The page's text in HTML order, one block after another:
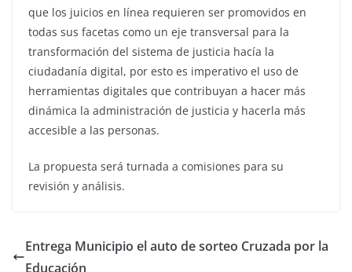
que los juicios en línea requieren ser promovidos en
todas sus facetas como un eje transversal para la
transformación del sistema de justicia hacía la
ciudadanía digital, por esto es imperativo el uso de
herramientas digitales que contribuyan a hacer más
dinámica la administración de justicia y hacerla más
accesible a las personas.
La propuesta será turnada a comisiones para su
revisión y análisis.
Entrega Municipio el auto de sorteo Cruzada por la
Educación